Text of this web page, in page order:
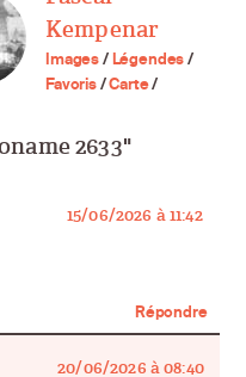
Kempenar
Images/Légendes/
Favoris/Carte/
2633"
15/06/2026 à 11:42
Répondre
20/06/2026 à 08:40